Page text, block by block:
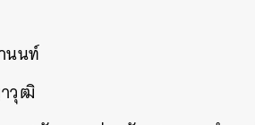
นนท์
วุฒิ